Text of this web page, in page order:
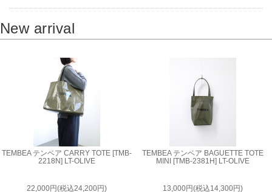
New arrival
TEMBEA テンベア CARRY TOTE [TMB-
2218N] LT-OLIVE
22,000円(税込24,200円)
TEMBEA テンベア BAGUETTE TOTE
MINI [TMB-2381H] LT-OLIVE
13,000円(税込14,300円)